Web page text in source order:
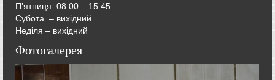
П’ятниця 08:00 – 15:45
Субота – вихідний
Неділя – вихідний
Фотогалерея